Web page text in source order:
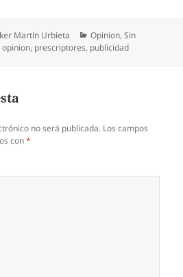
Martín Urbieta Categorías
Opinion,Sin
opinion, prescriptores, publicidad
no será publicada. Los campos
con*